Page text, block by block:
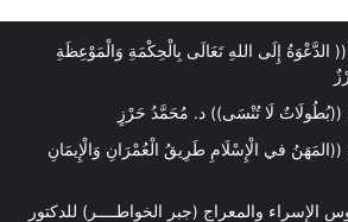
الدَّعْوَةُ إِلَى اللهِ تَعَالَى بِالْحِكْمَةِ وَالْمَوْعِظَةِ
((بُطُولَاتٌ لَا تُنْسَى)) د. مُحَمَّدُ حَرْزٍ
في الْإِسْلَامِ طَرِيقُ الْعُمْرَانِ وَالْإِيمَانِ
والمعراج (جبر الخواطــــر) للدكتور